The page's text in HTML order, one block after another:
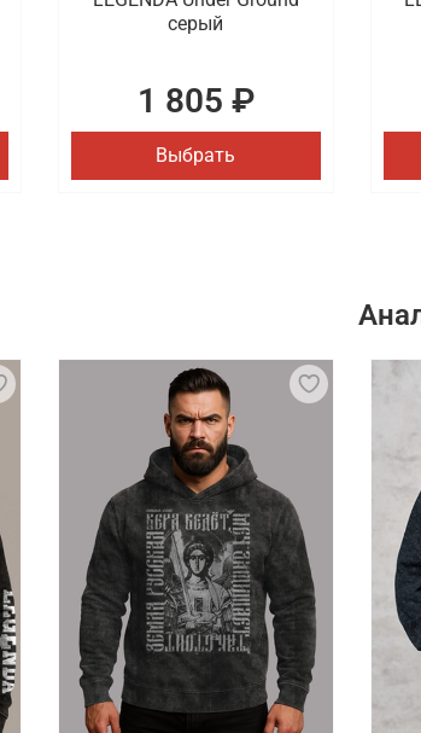
серый
1 805 ₽
Выбрать